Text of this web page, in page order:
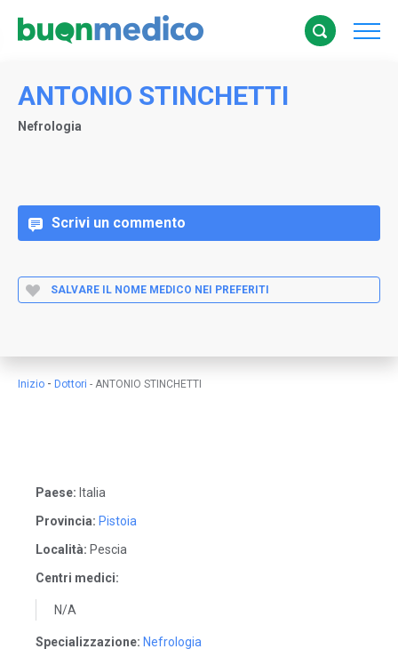
ANTONIO STINCHETTI
Nefrologia
Scrivi un commento
SALVARE IL NOME MEDICO NEI PREFERITI
Inizio - Dottori - ANTONIO STINCHETTI
Paese: Italia
Provincia: Pistoia
Località: Pescia
Centri medici:
N/A
Specializzazione: Nefrologia